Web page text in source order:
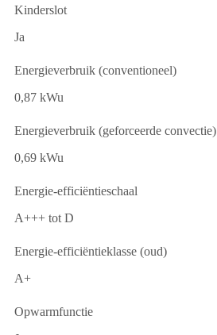
Kinderslot
Ja
Energieverbruik (conventioneel)
0,87 kWu
Energieverbruik (geforceerde convectie)
0,69 kWu
Energie-efficiëntieschaal
A+++ tot D
Energie-efficiëntieklasse (oud)
A+
Opwarmfunctie